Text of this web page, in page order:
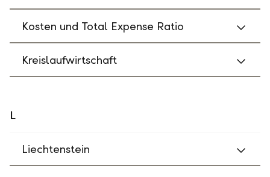
Kosten und Total Expense Ratio
Kreislaufwirtschaft
L
Liechtenstein